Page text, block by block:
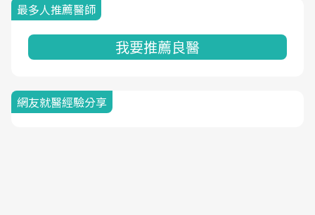
最多人推薦醫師
我要推薦良醫
網友就醫經驗分享